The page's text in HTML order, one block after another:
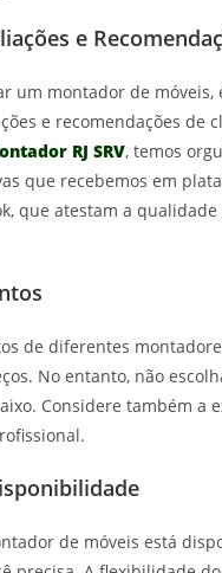
e
um montador de móveis,
e recomendações de
RJ SRV, temos
que recebemos em
que atestam a qualidade
de diferentes
No entanto, não
Considere também a
de móveis está